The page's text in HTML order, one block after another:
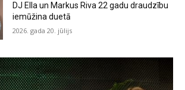
DJ Ella un Markus Riva 22 gadu draudzību
iemūžina duetā
2026. gada 20. jūlijs